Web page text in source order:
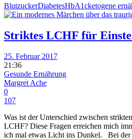
BlutzuckerDiabetesHbA1cketogene
Striktes LCHF für
25. Februar 2017
21:36
Gesunde Ernährung
Margret Ache
0
107
Was ist der Unterschied zwischen
LCHF? Diese Fragen erreichen mich
ich mal etwas Licht ins Dunkel. Bei